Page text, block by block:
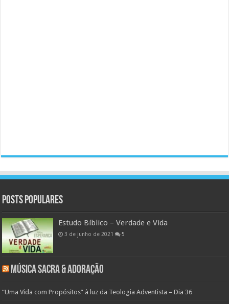
Posts populares
Estudo Bíblico – Verdade e Vida
3 de junho de 2021 5
Música Sacra & Adoração
“Uma Vida com Propósitos” à luz da Teologia Adventista – Dia 36